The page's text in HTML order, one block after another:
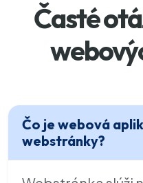
Časté
Čo je webová
webstránky?